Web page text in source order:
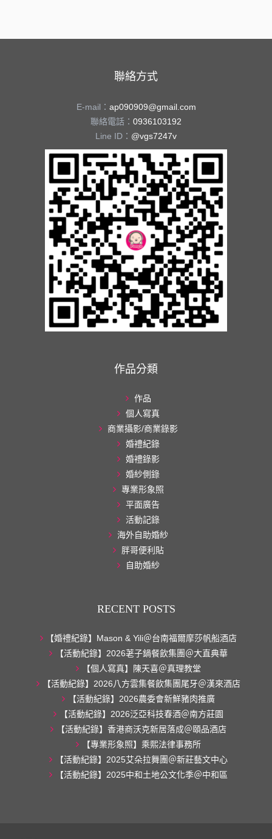
聯絡方式
E-mail： ap090909@gmail.com
聯絡電話： 0936103192
Line ID： @vgs7247v
作品分類
作品
個人寫真
商業攝影/商業錄影
婚禮紀錄
婚禮錄影
婚紗側錄
專業形象照
平面廣告
活動記錄
海外自助婚紗
胖哥便利貼
自助婚紗
RECENT POSTS
【婚禮紀錄】Mason & Yili＠台南福爾摩莎帆船酒店
【活動紀錄】2026荖子鍋餐飲集團＠大直典華
【個人寫真】陳天喜＠真理教堂
【活動紀錄】2026八方雲集餐飲集團尾牙＠漢來酒店
【活動紀錄】2026農委會新鮮豬肉推廣
【活動紀錄】2026泛亞科技春酒＠南方莊園
【活動紀錄】香港商沃克新居落成＠頤品酒店
【專業形象照】乘熙法律事務所
【活動紀錄】2025艾朵拉舞團＠新莊藝文中心
【活動紀錄】2025中和土地公文化季＠中和區